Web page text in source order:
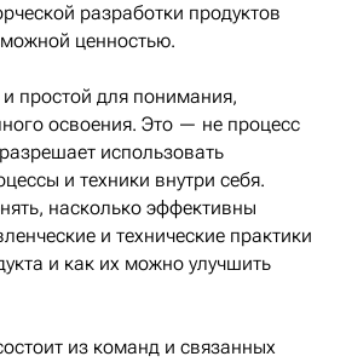
разработки продуктов
ценностью.
простой для понимания,
освоения. Это — не процесс
использовать
и техники внутри себя.
насколько эффективны
и технические практики
и как их можно улучшить
из команд и связанных